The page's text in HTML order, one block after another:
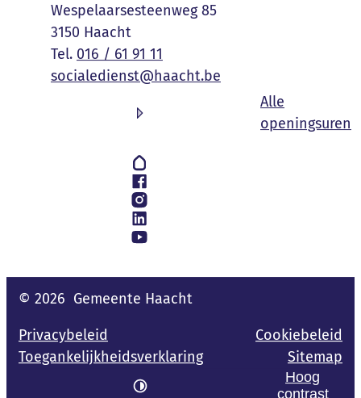
AdresWespelaarsesteenweg 85
,3150 Haacht
016 / 61 91 11
E-mailsocialedienst@haacht.be
Alle
openingsuren
Volg ons op
© 2026 Gemeente Haacht
Privacybeleid
Cookiebeleid
Toegankelijkheidsverklaring
Sitemap
Hoog
contrast